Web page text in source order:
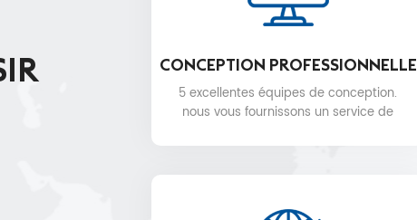
CONCEPTION PROFESSIONNELLE
5 excellentes équipes de conception.
nous vous fournissons un service de